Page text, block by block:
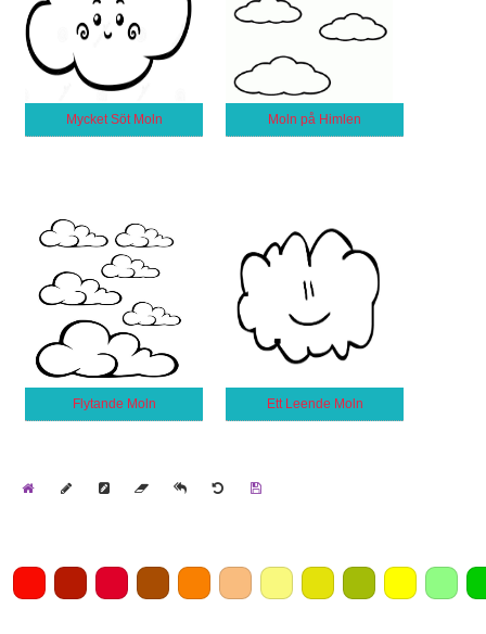
Mycket Söt Moln Moln på Himlen
Flytande Moln Ett Leende Moln